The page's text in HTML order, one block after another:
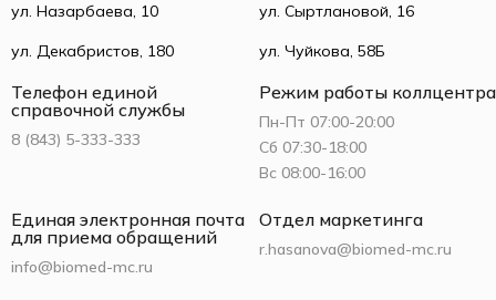
ул. Назарбаева, 10
ул. Сыртлановой, 16
ул. Декабристов, 180
ул. Чуйкова, 58Б
Телефон единой
справочной службы
8 (843) 5-333-333
Режим работы коллцентра
Пн-Пт 07:00-20:00
Сб 07:30-18:00
Вс 08:00-16:00
Единая электронная почта
для приема обращений
info@biomed-mc.ru
Отдел маркетинга
r.hasanova@biomed-mc.ru